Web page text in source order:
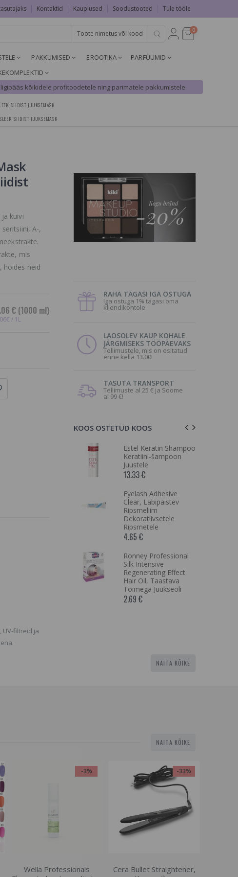
Kontaktid Kauplused Soodustooted Tule tööle
0
PAKKUMISED EROOTIKA
PARFÜÜMID
kõikidele profitoodetele ning parimatele pakkumistele.
SIIDIST JUUKSEMASK
SIIDIST JUUKSEMASK
HEA PAKKUMINE
kuivi
seritsiini, A-,
mis
hoides neid
€(1000 ml)
/ 1L
UV-filtreid ja
RAHA TAGASI IGA OSTUGA
Iga ostuga 1% tagasi oma
kliendikontole
LAOSOLEV KAUP KOHALE
JÄRGMISEKS TÖÖPÄEVAKS
Tellimustele, mis on esitatud
enne kella 13.00!
TASUTA TRANSPORT
Tellimuste al 25 € ja Soome
al 99 €!
KOOS OSTETUD KOOS
Estel Keratin Shampoo
Keratiini-šampoon
Juustele
13.33 €
Eyelash Adhesive
Clear, Läbipaistev
Ripsmeliim
Dekoratiivsetele
Ripsmetele
4.65 €
Ronney Professional
Silk Intensive
Regenerating Effect
Hair Oil, Taastava
Toimega Juukseõli
2.69 €
NAITA KÕIKE
NAITA KÕIKE
-3%
Wella Professionals
-33%
Cera Bullet Straightener,